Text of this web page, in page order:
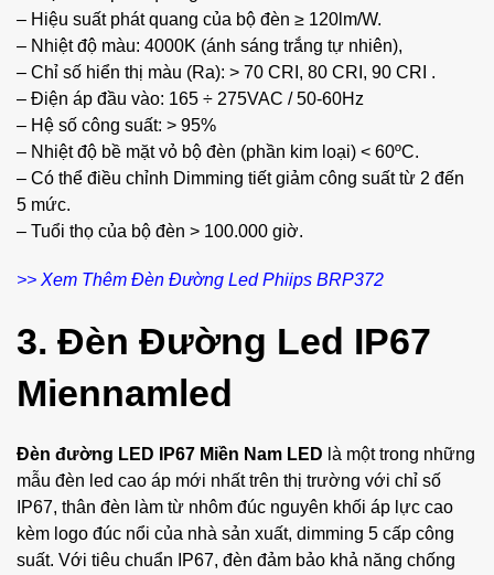
– Hiệu suất phát quang của bộ đèn ≥ 120lm/W.
– Nhiệt độ màu: 4000K (ánh sáng trắng tự nhiên),
– Chỉ số hiển thị màu (Ra): > 70 CRI, 80 CRI, 90 CRI .
– Điện áp đầu vào: 165 ÷ 275VAC / 50-60Hz
– Hệ số công suất: > 95%
– Nhiệt độ bề mặt vỏ bộ đèn (phần kim loại) < 60ºC.
– Có thể điều chỉnh Dimming tiết giảm công suất từ 2 đến
5 mức.
– Tuổi thọ của bộ đèn > 100.000 giờ.
>> Xem Thêm Đèn Đường Led Phiips BRP372
3. Đèn Đường Led IP67
Miennamled
Đèn đường LED IP67 Miền Nam LED là một trong những
mẫu đèn led cao áp mới nhất trên thị trường với chỉ số
IP67, thân đèn làm từ nhôm đúc nguyên khối áp lực cao
kèm logo đúc nổi của nhà sản xuất, dimming 5 cấp công
suất. Với tiêu chuẩn IP67, đèn đảm bảo khả năng chống